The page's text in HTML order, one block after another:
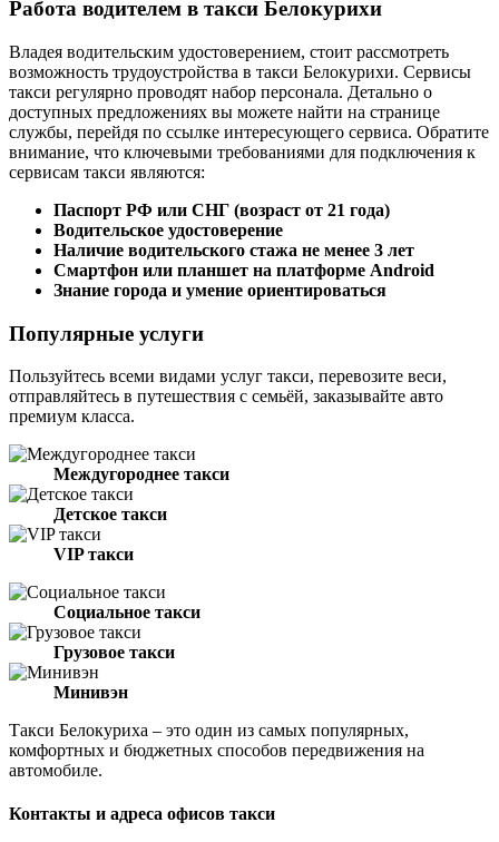
Работа водителем в такси Белокурихи
Владея водительским удостоверением, стоит рассмотреть
возможность трудоустройства в такси Белокурихи. Сервисы
такси регулярно проводят набор персонала. Детально о
доступных предложениях вы можете найти на странице
службы, перейдя по ссылке интересующего сервиса. Обратите
внимание, что ключевыми требованиями для подключения к
сервисам такси являются:
Паспорт РФ или СНГ (возраст от 21 года)
Водительское удостоверение
Наличие водительского стажа не менее 3 лет
Смартфон или планшет на платформе Android
Знание города и умение ориентироваться
Популярные услуги
Пользуйтесь всеми видами услуг такси, перевозите веси,
отправляйтесь в путешествия с семьёй, заказывайте авто
премиум класса.
Междугороднее такси
Детское такси
VIP такси
Социальное такси
Грузовое такси
Минивэн
Такси Белокуриха – это один из самых популярных,
комфортных и бюджетных способов передвижения на
автомобиле.
Контакты и адреса офисов такси